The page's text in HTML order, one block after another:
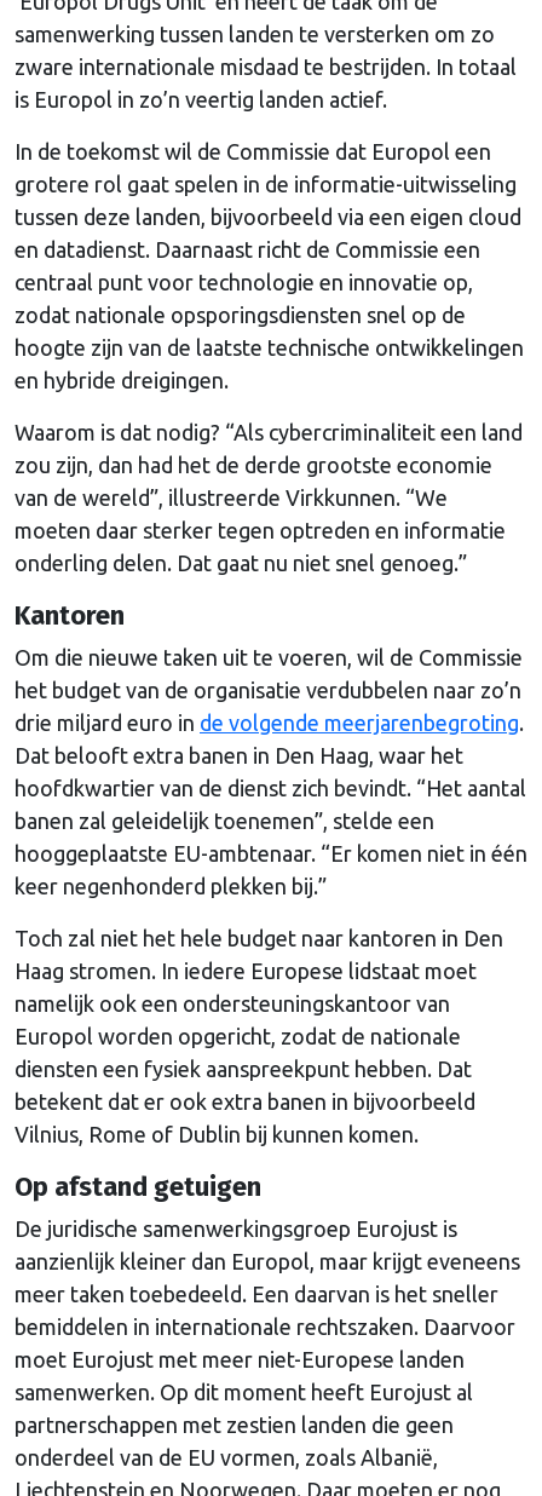
samenwerking tussen landen te versterken om zo
zware internationale misdaad te bestrijden. In totaal
is Europol in zo’n veertig landen actief.
In de toekomst wil de Commissie dat Europol een
grotere rol gaat spelen in de informatie-uitwisseling
tussen deze landen, bijvoorbeeld via een eigen cloud
en datadienst. Daarnaast richt de Commissie een
centraal punt voor technologie en innovatie op,
zodat nationale opsporingsdiensten snel op de
hoogte zijn van de laatste technische ontwikkelingen
en hybride dreigingen.
Waarom is dat nodig? “Als cybercriminaliteit een land
zou zijn, dan had het de derde grootste economie
van de wereld”, illustreerde Virkkunnen. “We
moeten daar sterker tegen optreden en informatie
onderling delen. Dat gaat nu niet snel genoeg.”
Kantoren
Om die nieuwe taken uit te voeren, wil de Commissie
het budget van de organisatie verdubbelen naar zo’n
drie miljard euro in de volgende meerjarenbegroting.
Dat belooft extra banen in Den Haag, waar het
hoofdkwartier van de dienst zich bevindt. “Het aantal
banen zal geleidelijk toenemen”, stelde een
hooggeplaatste EU-ambtenaar. “Er komen niet in één
keer negenhonderd plekken bij.”
Toch zal niet het hele budget naar kantoren in Den
Haag stromen. In iedere Europese lidstaat moet
namelijk ook een ondersteuningskantoor van
Europol worden opgericht, zodat de nationale
diensten een fysiek aanspreekpunt hebben. Dat
betekent dat er ook extra banen in bijvoorbeeld
Vilnius, Rome of Dublin bij kunnen komen.
Op afstand getuigen
De juridische samenwerkingsgroep Eurojust is
aanzienlijk kleiner dan Europol, maar krijgt eveneens
meer taken toebedeeld. Een daarvan is het sneller
bemiddelen in internationale rechtszaken. Daarvoor
moet Eurojust met meer niet-Europese landen
samenwerken. Op dit moment heeft Eurojust al
partnerschappen met zestien landen die geen
onderdeel van de EU vormen, zoals Albanië,
Liechtenstein en Noorwegen. Daar moeten er nog